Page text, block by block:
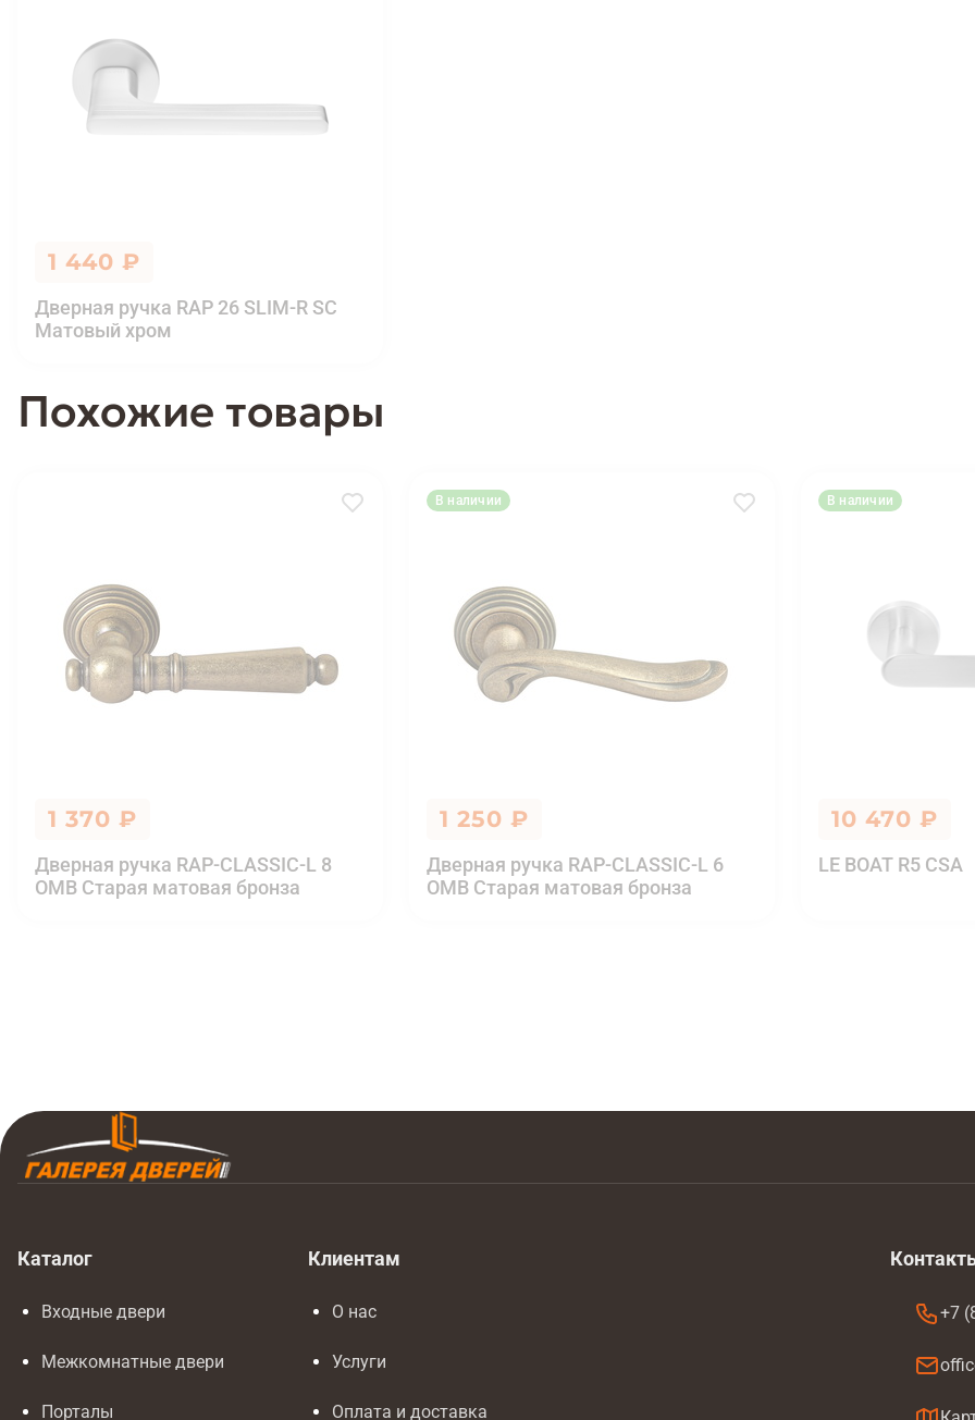
1 440 ₽
Дверная ручка RAP 26 SLIM-R SC
Матовый хром
Похожие товары
1 370 ₽
Дверная ручка RAP-CLASSIC-L 8
OMB Старая матовая бронза
В наличии
1 250 ₽
Дверная ручка RAP-CLASSIC-L 6
OMB Старая матовая бронза
В наличии
10 470 ₽
LE BOAT R5 CSA
Каталог
Входные двери
Межкомнатные двери
Порталы
Клиентам
О нас
Услуги
Оплата и доставка
+7